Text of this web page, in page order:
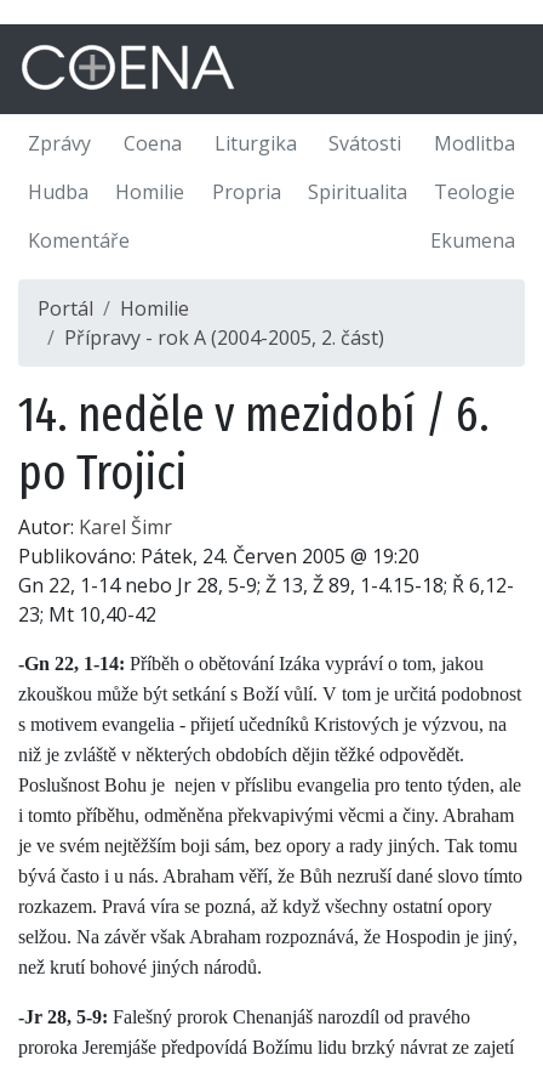
Zprávy Coena Liturgika Svátosti
Modlitba
Hudba
Homilie Propria Spiritualita
Teologie
Komentáře
Ekumena
Portál
Homilie
Přípravy - rok A (2004-2005, 2. část)
14. neděle v mezidobí / 6.
po Trojici
Autor: Karel Šimr
Publikováno: Pátek, 24. Červen 2005 @ 19:20
Gn 22, 1-14 nebo Jr 28, 5-9; Ž 13, Ž 89, 1-4.15-18; Ř 6,12-
23; Mt 10,40-42
-Gn 22, 1-14: Příběh o obětování Izáka vypráví o tom, jakou
zkouškou může být setkání s Boží vůlí. V tom je určitá podobnost
s motivem evangelia - přijetí učedníků Kristových je výzvou, na
niž je zvláště v některých obdobích dějin těžké odpovědět.
Poslušnost Bohu je nejen v příslibu evangelia pro tento týden, ale
i tomto příběhu, odměněna překvapivými věcmi a činy. Abraham
je ve svém nejtěžším boji sám, bez opory a rady jiných. Tak tomu
bývá často i u nás. Abraham věří, že Bůh nezruší dané slovo tímto
rozkazem. Pravá víra se pozná, až když všechny ostatní opory
selžou. Na závěr však Abraham rozpoznává, že Hospodin je jiný,
než krutí bohové jiných národů.
-Jr 28, 5-9: Falešný prorok Chenanjáš narozdíl od pravého
proroka Jeremjáše předpovídá Božímu lidu brzký návrat ze zajetí